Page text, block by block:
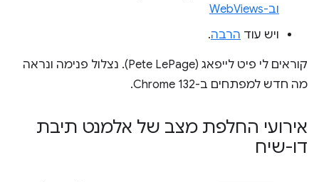
וב-WebViews
ויש עוד הרבה.
קוראים לי פיט לייפאג (Pete LePage). נצלול פנימה ונראה
מה חדש למפתחים ב-Chrome 132.
אירועי החלפת מצב של אלמנט תיבת
דו-שיח